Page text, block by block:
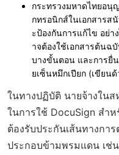
กระทรวงมหาดไทยอนุ
กทรอนิกส์ในเอกสารส
ะป้องกันการแก้ไข อย่
าจต้องใช้เอกสารต้นฉ
บางขั้นตอน และการยื่
ยเซ็นหมึกเปียก (เขียน
ในทางปฏิบัติ นายจ้างใน
ในการใช้ DocuSign สำ
ต้องรับประกันเส้นทางกา
ประกอบข้ามพรมแดน เช่